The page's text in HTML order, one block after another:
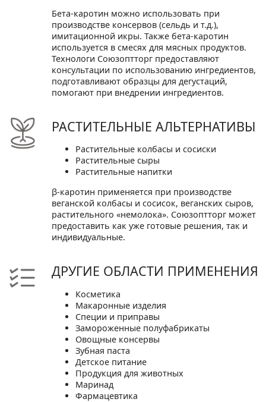
Бета-каротин можно использовать при
производстве консервов (сельдь и т.д.),
имитационной икры. Также бета-каротин
используется в смесях для мясных продуктов.
Технологи Союзоптторг предоставляют
консультации по использованию ингредиентов,
подготавливают образцы для дегустаций,
помогают при внедрении ингредиентов.
РАСТИТЕЛЬНЫЕ АЛЬТЕРНАТИВЫ
Растительные колбасы и сосиски
Растительные сыры
Растительные напитки
β-каротин применяется при производстве
веганской колбасы и сосисок, веганских сыров,
растительного «немолока». Союзоптторг может
предоставить как уже готовые решения, так и
индивидуальные.
ДРУГИЕ ОБЛАСТИ ПРИМЕНЕНИЯ
Косметика
Макаронные изделия
Специи и приправы
Замороженные полуфабрикаты
Овощные консервы
Зубная паста
Детское питание
Продукция для животных
Маринад
Фармацевтика